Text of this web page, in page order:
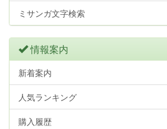
ミサンガ文字検索
情報案内
新着案内
人気ランキング
購入履歴